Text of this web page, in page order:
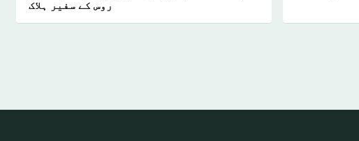
روس کے سفیر ہلاک